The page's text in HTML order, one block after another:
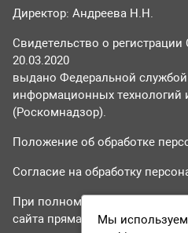
Директор: Андреева Н.Н.
Свидетельство о
20.03.2020
выдано Федеральной
информационных
(Роскомнадзор).
Положение об обработке
Согласие на обработку
При полном или частичном
сайта прямая гиперссылка на
Мы